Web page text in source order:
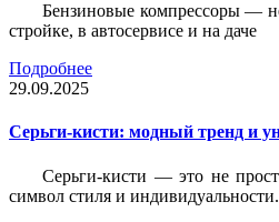
Бензиновые компрессоры —
стройке, в автосервисе и на даче
Подробнее
29.09.2025
Серьги-кисти: модный тренд и
Серьги-кисти — это не
символ стиля и индивидуальности.